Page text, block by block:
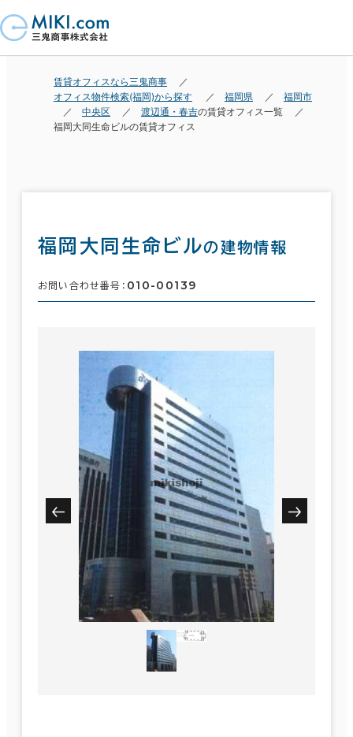
賃貸オフィスなら三鬼商事
オフィス物件検索(福岡)から探す
福岡県
福岡市
中央区
渡辺通・春吉の賃貸オフィス一覧
福岡大同生命ビルの賃貸オフィス
福岡大同生命ビルの建物情報
お問い合わせ番号： 010-00139